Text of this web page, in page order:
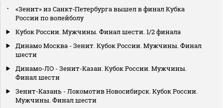
«Зенит» из Санкт‑Петербурга вышел в финал Кубка
России по волейболу
Кубок России. Мужчины. Финал шести. 1/2 финала
Динамо Москва - Зенит. Кубок России. Мужчины. Финал
шести
Динамо-ЛО - Зенит-Казан. Кубок России. Мужчины.
Финал шести
Зенит-Казань - Локомотив Новосибирск. Кубок России.
Мужчины. Финал шести